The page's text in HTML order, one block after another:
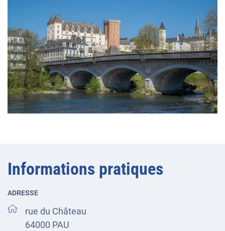
Informations pratiques
ADRESSE
rue du Château
64000 PAU